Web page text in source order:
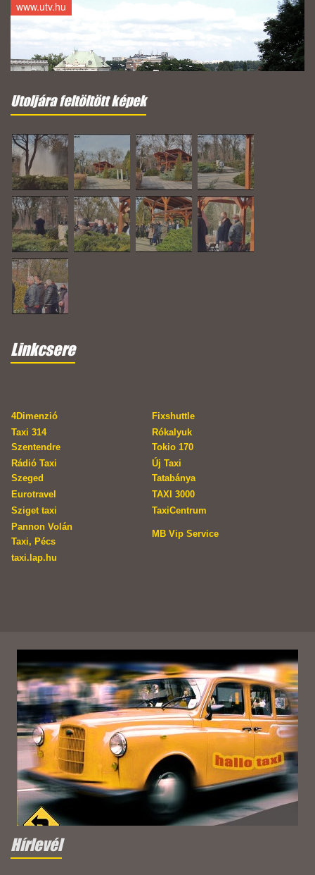
www.utv.hu
Utoljára feltöltött képek
Linkcsere
4Dimenzió
Fixshuttle
Taxi 314
Szentendre
Rókalyuk
Tokio 170
Rádió Taxi
Szeged
Új Taxi
Tatabánya
Eurotravel
TAXI 3000
Sziget taxi
TaxiCentrum
Pannon Volán
Taxi, Pécs
MB Vip Service
taxi.lap.hu
Hírlevél